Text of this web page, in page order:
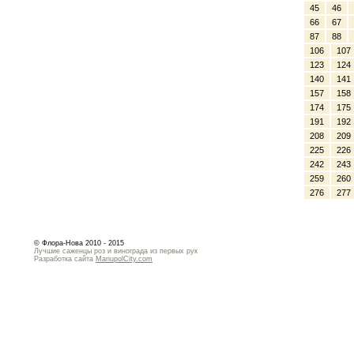
45
46
66
67
87
88
106
107
123
124
140
141
157
158
174
175
191
192
208
209
225
226
242
243
259
260
276
277
© Флора-Нова 2010 - 2015
Лучшие саженцы роз и винограда из первых рук
Разработка сайта MariupolCity.com